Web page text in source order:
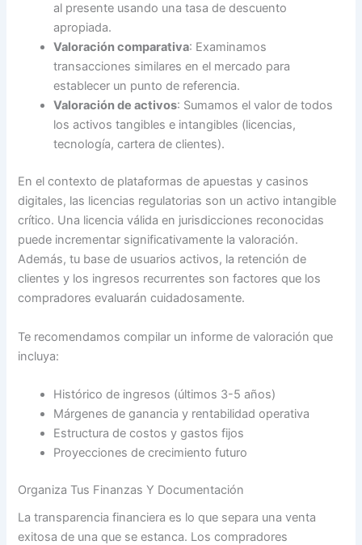
al presente usando una tasa de descuento
apropiada.
Valoración comparativa: Examinamos
transacciones similares en el mercado para
establecer un punto de referencia.
Valoración de activos: Sumamos el valor de todos
los activos tangibles e intangibles (licencias,
tecnología, cartera de clientes).
En el contexto de plataformas de apuestas y casinos
digitales, las licencias regulatorias son un activo intangible
crítico. Una licencia válida en jurisdicciones reconocidas
puede incrementar significativamente la valoración.
Además, tu base de usuarios activos, la retención de
clientes y los ingresos recurrentes son factores que los
compradores evaluarán cuidadosamente.
Te recomendamos compilar un informe de valoración que
incluya:
Histórico de ingresos (últimos 3-5 años)
Márgenes de ganancia y rentabilidad operativa
Estructura de costos y gastos fijos
Proyecciones de crecimiento futuro
Organiza Tus Finanzas Y Documentación
La transparencia financiera es lo que separa una venta
exitosa de una que se estanca. Los compradores